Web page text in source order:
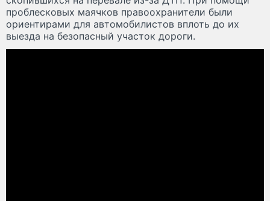
проблесковых маячков правоохранители были
ориентирами для автомобилистов вплоть до их
выезда на безопасный участок дороги.